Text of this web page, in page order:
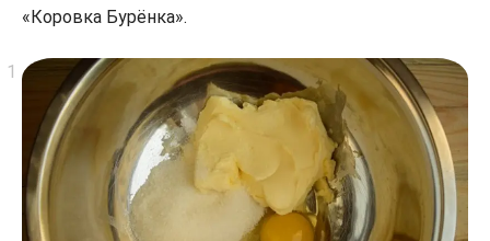
«Коровка Бурёнка».